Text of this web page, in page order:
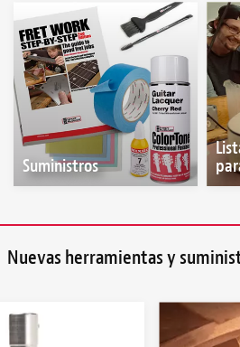
Suministros
Nuevas herramientas y